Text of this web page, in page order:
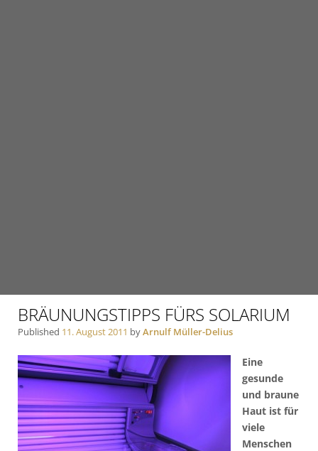
BRÄUNUNGSTIPPS FÜRS SOLARIUM
Published 11. August 2011 byArnulf Müller-Delius
Eine
gesunde
und braune
Haut ist für
viele
Menschen